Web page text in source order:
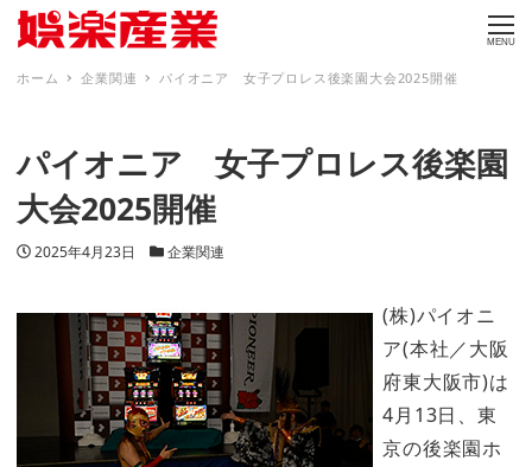
MENU
ホーム 企業関連 パイオニア 女子プロレス後楽園大会2025開催
パイオニア 女子プロレス後楽園
大会2025開催
投稿日
2025年4月23日 カテゴリー
企業関連
(株)パイオニ
ア(本社／大阪
府東大阪市)は
4月13日、東
京の後楽園ホ